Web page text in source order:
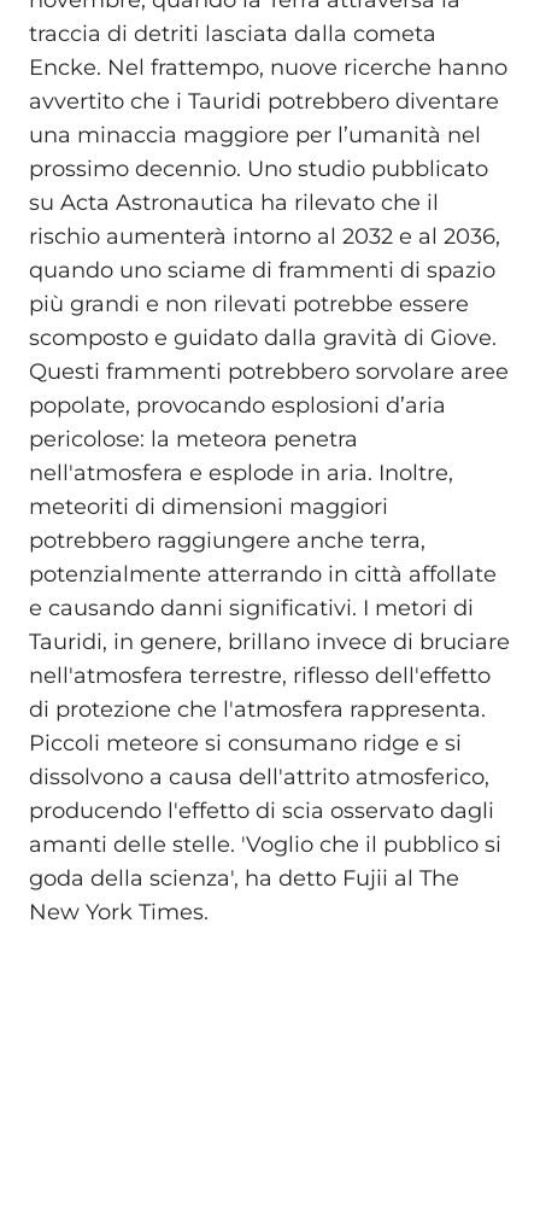
traccia di detriti lasciata dalla cometa
Encke. Nel frattempo, nuove ricerche hanno
avvertito che i Tauridi potrebbero diventare
una minaccia maggiore per l’umanità nel
prossimo decennio. Uno studio pubblicato
su Acta Astronautica ha rilevato che il
rischio aumenterà intorno al 2032 e al 2036,
quando uno sciame di frammenti di spazio
più grandi e non rilevati potrebbe essere
scomposto e guidato dalla gravità di Giove.
Questi frammenti potrebbero sorvolare aree
popolate, provocando esplosioni d’aria
pericolose: la meteora penetra
nell'atmosfera e esplode in aria. Inoltre,
meteoriti di dimensioni maggiori
potrebbero raggiungere anche terra,
potenzialmente atterrando in città affollate
e causando danni significativi. I metori di
Tauridi, in genere, brillano invece di bruciare
nell'atmosfera terrestre, riflesso dell'effetto
di protezione che l'atmosfera rappresenta.
Piccoli meteore si consumano ridge e si
dissolvono a causa dell'attrito atmosferico,
producendo l'effetto di scia osservato dagli
amanti delle stelle. 'Voglio che il pubblico si
goda della scienza', ha detto Fujii al The
New York Times.